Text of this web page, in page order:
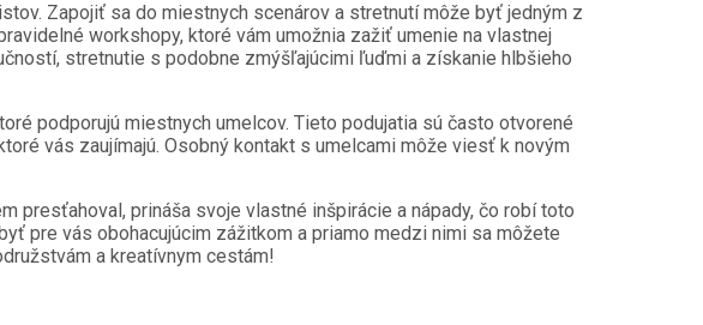
Zapojiť sa do miestnych scenárov a stretnutí môže byť jedným z
workshopy, ktoré vám umožnia zažiť umenie na vlastnej
stretnutie s podobne zmýšľajúcimi ľuďmi a získanie hlbšieho
podporujú miestnych umelcov. Tieto podujatia sú často otvorené
vás zaujímajú. Osobný kontakt s umelcami môže viesť k novým
presťahoval, prináša svoje vlastné inšpirácie a nápady, čo robí toto
pre vás obohacujúcim zážitkom a priamo medzi nimi sa môžete
a kreatívnym cestám!